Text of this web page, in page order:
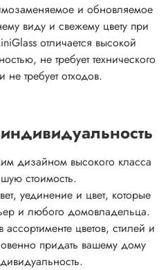
и обновляемое
виду и свежему цвету при
отличается высокой
не требует технического
требует отходов.
дизайном высокого класса
стоимость.
уединение и цвет, которые
и любого домовладельца.
цветов, стилей и
придать вашему дому